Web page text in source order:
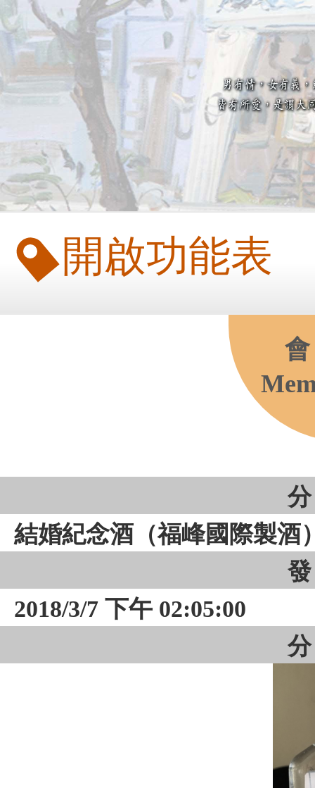
開啟功能表
結婚紀念酒（福峰國際製酒
2018/3/7 下午 02:05:00